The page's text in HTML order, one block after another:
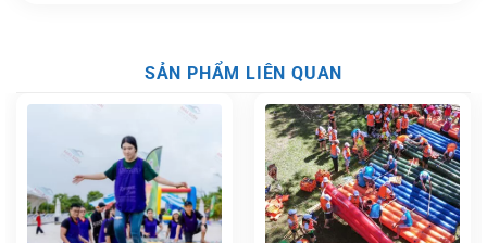
SẢN PHẨM LIÊN QUAN